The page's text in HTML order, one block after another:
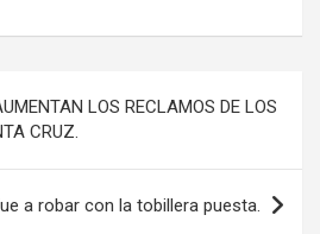
LOS RECLAMOS DE LOS
CRUZ.
a robar con la tobillera puesta.